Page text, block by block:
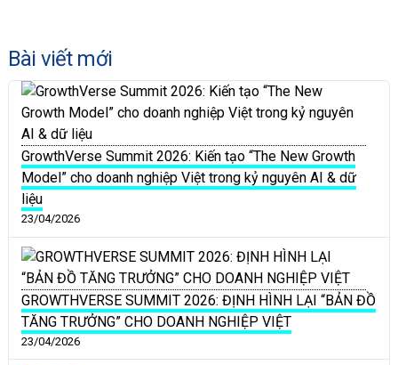
Bài viết mới
GrowthVerse Summit 2026: Kiến tạo “The New Growth
Model” cho doanh nghiệp Việt trong kỷ nguyên AI & dữ
liệu
23/04/2026
GROWTHVERSE SUMMIT 2026: ĐỊNH HÌNH LẠI “BẢN ĐỒ
TĂNG TRƯỞNG” CHO DOANH NGHIỆP VIỆT
23/04/2026